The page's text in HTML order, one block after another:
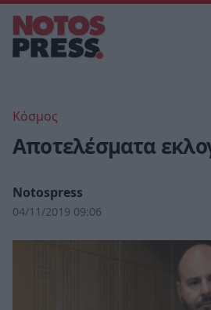
Κόσμος
Αποτελέσματα
Notospress
04/11/2019 09:06